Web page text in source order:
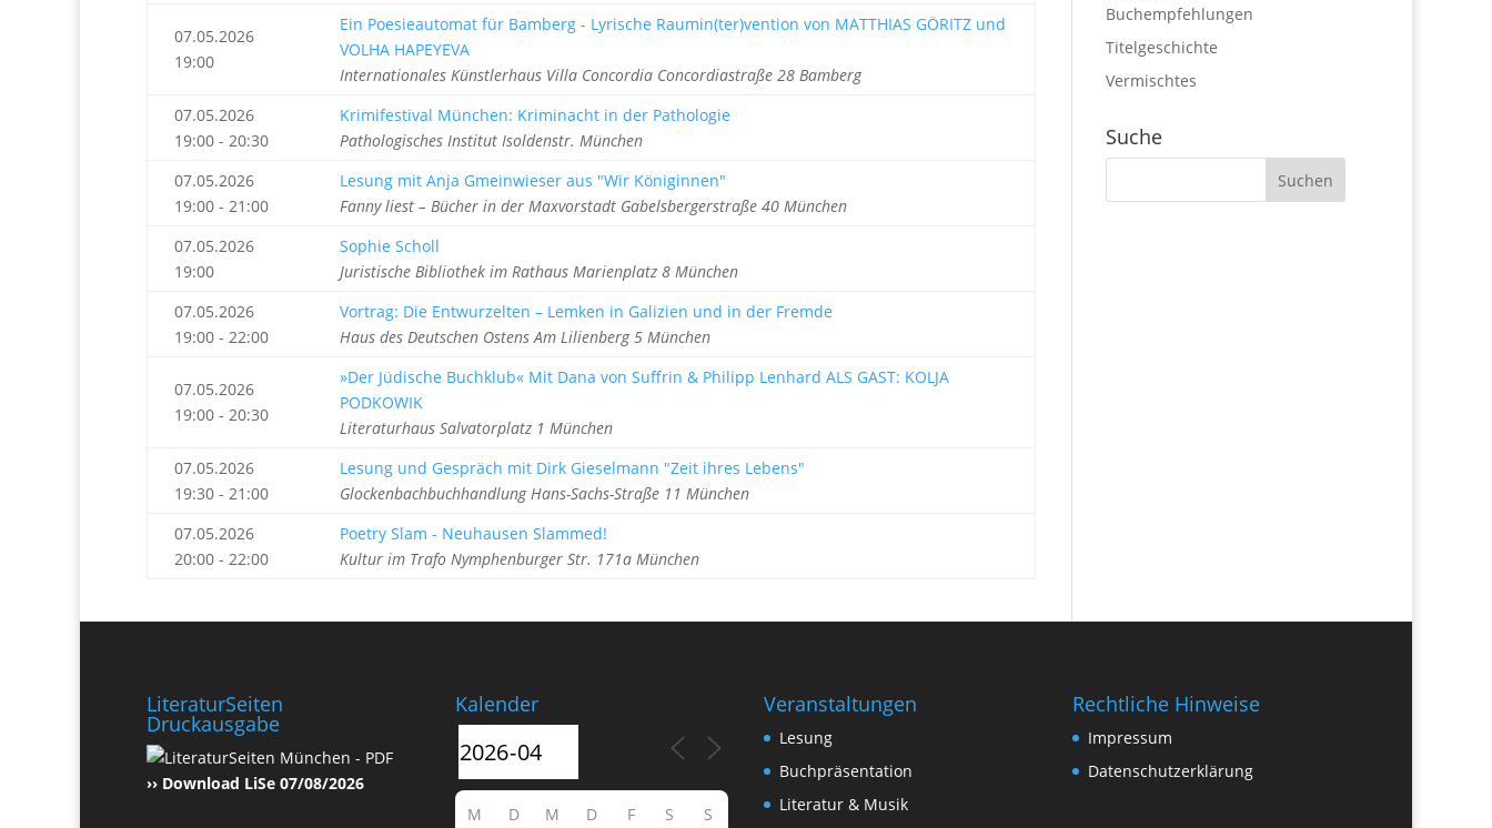
07.05.2026
19:00
Ein Poesieautomat für Bamberg - Lyrische Raumin(ter)vention von MATTHIAS GÖRITZ und
VOLHA HAPEYEVA
Internationales Künstlerhaus Villa Concordia Concordiastraße 28 Bamberg
07.05.2026
19:00 - 20:30
Krimifestival München: Kriminacht in der Pathologie
Pathologisches Institut Isoldenstr. München
07.05.2026
19:00 - 21:00
Lesung mit Anja Gmeinwieser aus "Wir Königinnen"
Fanny liest – Bücher in der Maxvorstadt Gabelsbergerstraße 40 München
07.05.2026
19:00
Sophie Scholl
Juristische Bibliothek im Rathaus Marienplatz 8 München
07.05.2026
19:00 - 22:00
Vortrag: Die Entwurzelten – Lemken in Galizien und in der Fremde
Haus des Deutschen Ostens Am Lilienberg 5 München
07.05.2026
19:00 - 20:30
»Der Jüdische Buchklub« Mit Dana von Suffrin & Philipp Lenhard ALS GAST: KOLJA
PODKOWIK
Literaturhaus Salvatorplatz 1 München
07.05.2026
19:30 - 21:00
Lesung und Gespräch mit Dirk Gieselmann "Zeit ihres Lebens"
Glockenbachbuchhandlung Hans-Sachs-Straße 11 München
07.05.2026
20:00 - 22:00
Poetry Slam - Neuhausen Slammed!
Kultur im Trafo Nymphenburger Str. 171a München
Buchempfehlungen
Titelgeschichte
Vermischtes
Suche
LiteraturSeiten
Druckausgabe
›› Download LiSe 07/08/2026
Kalender
M D M D F S S
Veranstaltungen
Lesung
Buchpräsentation
Literatur & Musik
Rechtliche Hinweise
Impressum
Datenschutzerklärung